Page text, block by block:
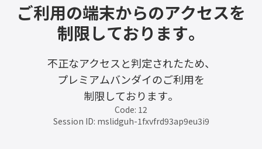
ご利用の端末からのアクセスを
制限しております。
不正なアクセスと判定されたため、
プレミアムバンダイのご利用を
制限しております。
Code: 12
Session ID: mslidguh-1fxvfrd93ap9eu3i9